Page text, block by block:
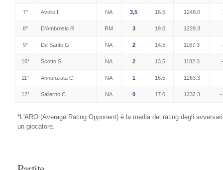
7° Avolio I. NA 3,5 16.5 1248.0
8° D'Ambrosio R. RM 3 19.0 1229.3
9° De Santo G. NA 2 14.5 1167.3
10° Scotto S. NA 2 13.5 1182.3
11° Annunziata C. NA 1 16.5 1263.3
12° Salierno C. NA 0 17.0 1232.3 -
*L'ARO (Average Rating Opponent) è la media del rating degli
un giocatore.